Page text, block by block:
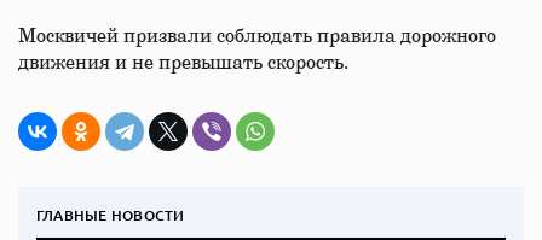
Москвичей призвали соблюдать правила дорожного
движения и не превышать скорость.
ГЛАВНЫЕ НОВОСТИ